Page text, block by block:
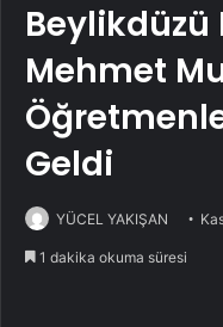
Beylikdüzü
Mehmet
Geldi
YÜCEL YAKIŞAN
1 dakika okuma süresi